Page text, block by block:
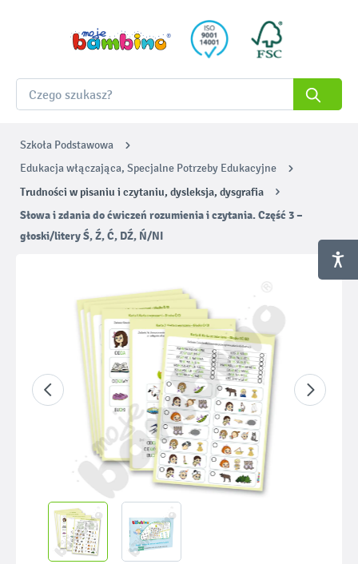
Szkoła Podstawowa
Edukacja włączająca, Specjalne Potrzeby Edukacyjne
Trudności w pisaniu i czytaniu, dysleksja, dysgrafia
Słowa i zdania do ćwiczeń rozumienia i czytania. Część 3 –
głoski/litery Ś, Ź, Ć, DŹ, Ń/NI